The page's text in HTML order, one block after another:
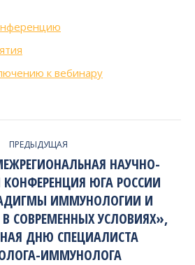
к вебинару
ПРЕДЫДУЩАЯ
Previous
project:
НАУЧНО-
КОНФЕРЕНЦИЯ ЮГА РОССИИ
ИММУНОЛОГИИ И
СОВРЕМЕННЫХ УСЛОВИЯХ»,
ДНЮ СПЕЦИАЛИСТА
ИММУНОЛОГА